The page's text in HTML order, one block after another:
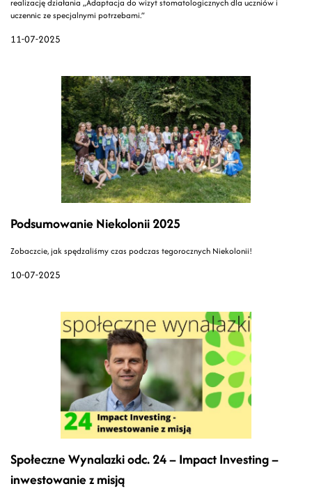
11-07-2025
realizację działania „Adaptacja do wizyt stomatologicznych dla uczniów i
uczennic ze specjalnymi potrzebami.”
10-07-2025
Podsumowanie Niekolonii 2025
Zobaczcie, jak spędzaliśmy czas podczas tegorocznych Niekolonii!
Społeczne Wynalazki odc. 24 – Impact Investing –
inwestowanie z misją